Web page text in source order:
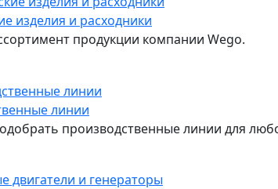
изделия и расходники
продукции компании Wego.
линии
производственные линии для